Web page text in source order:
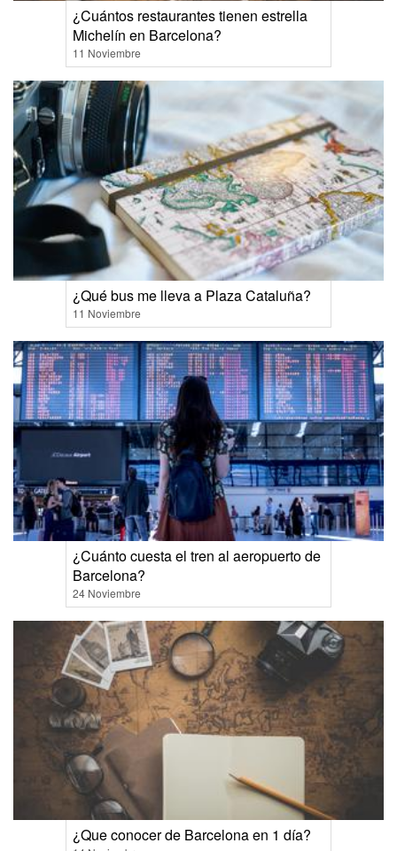
¿Cuántos restaurantes tienen estrella
Michelín en Barcelona?
11 Noviembre
¿Qué bus me lleva a Plaza Cataluña?
11 Noviembre
¿Cuánto cuesta el tren al aeropuerto de
Barcelona?
24 Noviembre
¿Que conocer de Barcelona en 1 día?